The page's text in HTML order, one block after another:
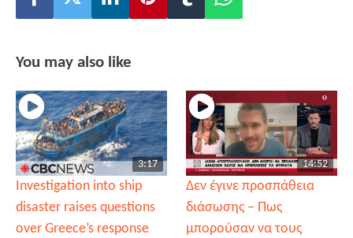
You may also like
3:17
Investigation into ship
disaster raises questions
over Greece’s response
14:52
Δεν έγινε προσπάθεια
διάσωσης – Πως
μπορούσαν να τους